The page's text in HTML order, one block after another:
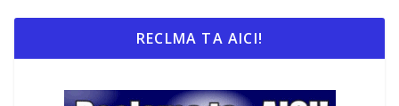
RECLMA TA AICI!